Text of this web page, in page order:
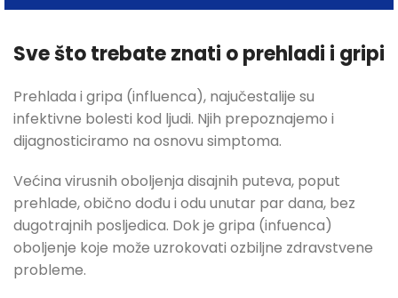
VIDI PROIZVOD
Sve što trebate znati o prehladi i gripi
Prehlada i gripa (influenca), najučestalije su
infektivne bolesti kod ljudi. Njih prepoznajemo i
dijagnosticiramo na osnovu simptoma.
Većina virusnih oboljenja disajnih puteva, poput
prehlade, obično dođu i odu unutar par dana, bez
dugotrajnih posljedica. Dok je gripa (infuenca)
oboljenje koje može uzrokovati ozbiljne zdravstvene
probleme.